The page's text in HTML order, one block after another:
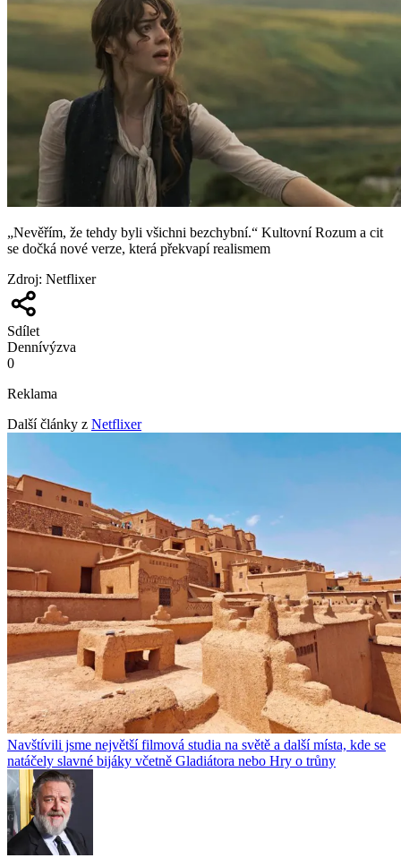
„Nevěřím, že tehdy byli všichni bezchybní.“ Kultovní Rozum a cit
se dočká nové verze, která překvapí realismem
Zdroj: Netflixer
Sdílet
Dennívýzva
0
Reklama
Další články z Netflixer
Navštívili jsme největší filmová studia na světě a další místa, kde se
natáčely slavné bijáky včetně Gladiátora nebo Hry o trůny